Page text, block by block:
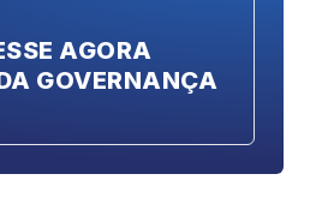
AGORA
GOVERNANÇA